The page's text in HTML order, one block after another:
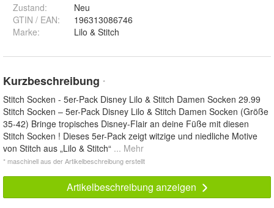
Zustand:
Neu
GTIN / EAN:
196313086746
Marke:
Lilo & Stitch
Kurzbeschreibung *
Stitch Socken - 5er-Pack Disney Lilo & Stitch Damen Socken 29.99
Stitch Socken – 5er-Pack Disney Lilo & Stitch Damen Socken (Größe
35-42) Bringe tropisches Disney-Flair an deine Füße mit diesen
Stitch Socken ! Dieses 5er-Pack zeigt witzige und niedliche Motive
von Stitch aus „Lilo & Stitch“ ... Mehr
* maschinell aus der Artikelbeschreibung erstellt
Artikelbeschreibung anzeigen